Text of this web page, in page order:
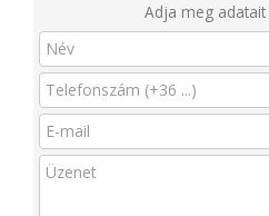
Adja meg